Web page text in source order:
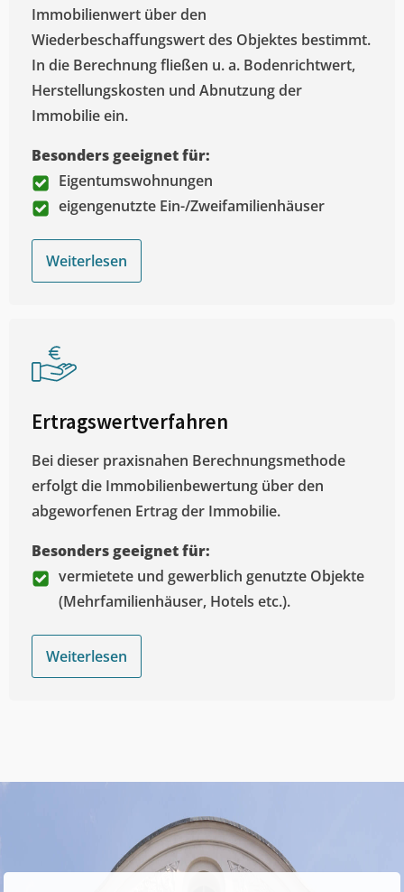
Immobilienwert über den
Wiederbeschaffungswert des Objektes bestimmt.
In die Berechnung fließen u. a. Bodenrichtwert,
Herstellungskosten und Abnutzung der
Immobilie ein.
Besonders geeignet für:
Eigentumswohnungen
eigengenutzte Ein-/Zweifamilienhäuser
Weiterlesen
Ertragswertverfahren
Bei dieser praxisnahen Berechnungsmethode
erfolgt die Immobilienbewertung über den
abgeworfenen Ertrag der Immobilie.
Besonders geeignet für:
vermietete und gewerblich genutzte Objekte
(Mehrfamilienhäuser, Hotels etc.).
Weiterlesen